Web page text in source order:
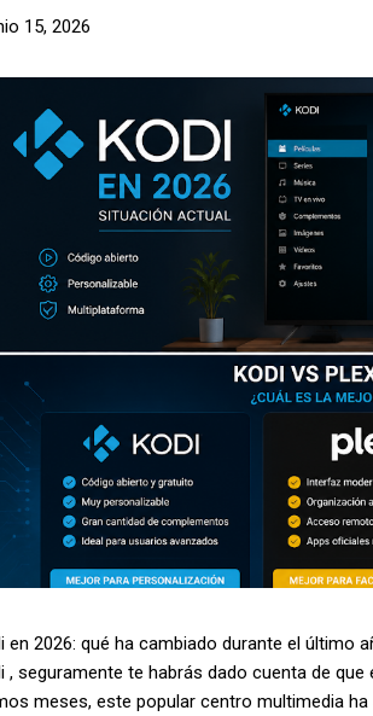
15, 2026
en 2026: qué ha cambiado durante el último
, seguramente te habrás dado cuenta de
meses, este popular centro multimedia